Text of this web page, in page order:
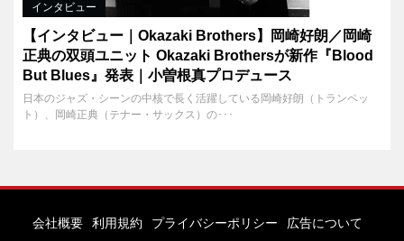
インタビュー
【インタビュー｜Okazaki Brothers】岡崎好朗／岡崎
正典の双頭ユニット Okazaki Brothersが新作『Blood
But Blues』発表｜小曽根真プロデュース
日本のジャズ・シーンの中核で長く活躍している岡崎好朗（トランペッ
ト）、岡崎正典（テナー・サックス）の･･･
会社概要 利用規約 プライバシーポリシー 広告について